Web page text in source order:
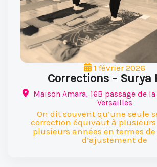
1 février 2026
Corrections – Surya
Maison Amara, 16B passage de
Versailles
On dit souvent qu’une seule
correction équivaut à plusieurs
plusieurs années en termes de
d’ajustement de